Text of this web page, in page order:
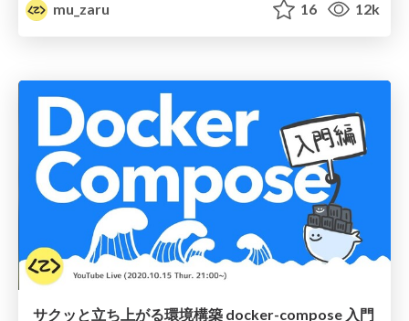
mu_zaru
16 12k
サクッと立ち上がる環境構築 docker-compose 入門